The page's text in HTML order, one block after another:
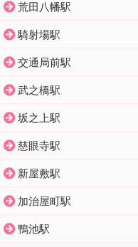
荒田八幡駅
騎射場駅
交通局前駅
武之橋駅
坂之上駅
慈眼寺駅
新屋敷駅
加治屋町駅
鴨池駅